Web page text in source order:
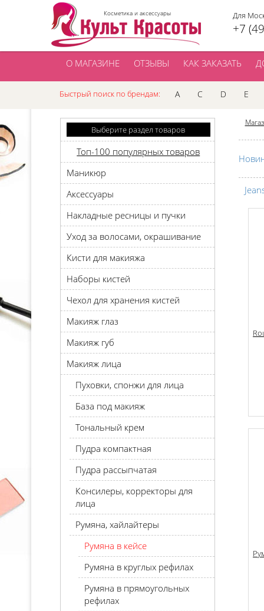
Косметика и аксессуары Для
+7
О МАГАЗИНЕ ОТЗЫВЫ КАК ЗАКАЗАТЬ
Быстрый поиск по брендам: A C D E
Выберите раздел товаров
Топ-100 популярных товаров
Маникюр
Аксессуары
Накладные ресницы и пучки
Уход за волосами, окрашивание
Кисти для макияжа
Наборы кистей
Чехол для хранения кистей
Макияж глаз
Макияж губ
Макияж лица
Пуховки, спонжи для лица
База под макияж
Тональный крем
Пудра компактная
Пудра рассыпчатая
Консилеры, корректоры для
лица
Румяна, хайлайтеры
Румяна в кейсе
Румяна в круглых рефилах
Румяна в прямоугольных
рефилах